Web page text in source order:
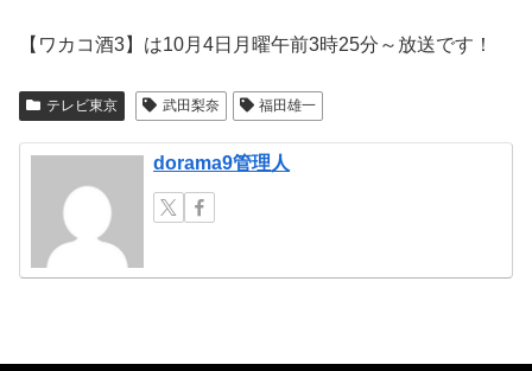
【ワカコ酒3】は10月4日月曜午前3時25分～放送です！
テレビ東京 武田梨奈 福田雄一
dorama9管理人